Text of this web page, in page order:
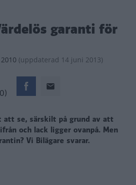
garanti för
(uppdaterad 14 juni 2013)
att se, särskilt på grund av att
och lack ligger ovanpå. Men
Vi Bilägare svarar.